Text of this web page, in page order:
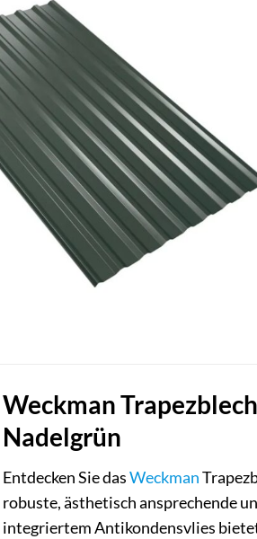
Weckman
Nadelgrün
Entdecken Sie dasWeckman
robuste, ästhetisch ansprechende
integriertem Antikondensvlies